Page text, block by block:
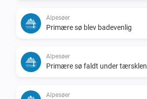
Alpesøer
Primære sø blev badevenlig
Alpesøer
Primære sø faldt under tærsklen
Alpesøer